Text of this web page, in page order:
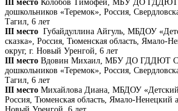
III место Колобов Тимофей, МБУ ДО ГДДЮТ
дошкольников «Теремок», Россия,
Тагил, 6 лет
III место Губайдуллина Айгуль, МБДОУ
сказка», Россия, Тюменская область, Ямало-
округ, г. Новый Уренгой, 6 лет
III место Вдовин Михаил, МБУ ДО ГДДЮТ
дошкольников «Теремок», Россия,
Тагил, 6 лет
III место Михайлова Диана, МБДОУ «Детский
Россия, Тюменская область, Ямало-Ненецкий